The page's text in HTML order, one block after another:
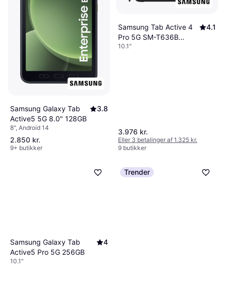
Samsung Galaxy Tab
Active5 5G 8.0" 128GB
3.8
8", Android 14
2.850 kr.
9+ butikker
Samsung Tab Active 4
Pro 5G SM-T636B
128GB
4.1
10.1"
3.976 kr.
Eller 3 betalinger af 1.325 kr.
9 butikker
Samsung Galaxy Tab
Active5 Pro 5G 256GB
4
10.1"
Trender